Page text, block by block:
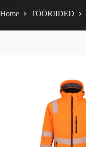
Home TÖÖRIIDED